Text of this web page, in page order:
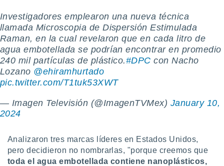
Investigadores emplearon una nueva técnica
llamada Microscopia de Dispersión Estimulada
Raman, en la cual revelaron que en cada litro de
agua embotellada se podrían encontrar en promedio
240 mil partículas de plástico.#DPC con Nacho
Lozano @ehiramhurtado
pic.twitter.com/T1tuk53XWT
— Imagen Televisión (@ImagenTVMex) January 10,
2024
Analizaron tres marcas líderes en Estados Unidos,
pero decidieron no nombrarlas, "porque creemos que
toda el agua embotellada contiene nanoplásticos,